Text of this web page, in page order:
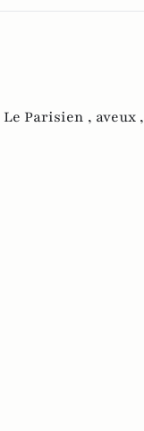
Le Parisien , aveux ,